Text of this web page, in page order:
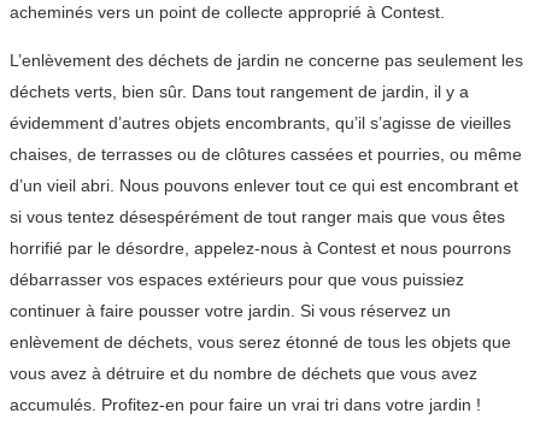
acheminés vers un point de collecte approprié à Contest.
L’enlèvement des déchets de jardin ne concerne pas seulement les
déchets verts, bien sûr. Dans tout rangement de jardin, il y a
évidemment d’autres objets encombrants, qu’il s’agisse de vieilles
chaises, de terrasses ou de clôtures cassées et pourries, ou même
d’un vieil abri. Nous pouvons enlever tout ce qui est encombrant et
si vous tentez désespérément de tout ranger mais que vous êtes
horrifié par le désordre, appelez-nous à Contest et nous pourrons
débarrasser vos espaces extérieurs pour que vous puissiez
continuer à faire pousser votre jardin. Si vous réservez un
enlèvement de déchets, vous serez étonné de tous les objets que
vous avez à détruire et du nombre de déchets que vous avez
accumulés. Profitez-en pour faire un vrai tri dans votre jardin !